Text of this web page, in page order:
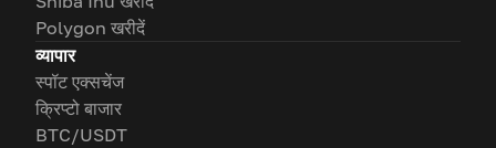
Polygon खरीदें
व्यापार
स्पॉट एक्सचेंज
क्रिप्टो बाजार
BTC/USDT